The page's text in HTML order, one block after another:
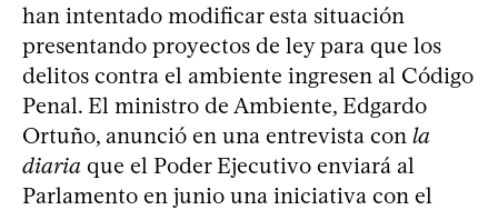
han intentado modificar esta situación
presentando proyectos de ley para que los
delitos contra el ambiente ingresen al Código
Penal. El ministro de Ambiente, Edgardo
Ortuño, anunció en una entrevista con la
diaria que el Poder Ejecutivo enviará al
Parlamento en junio una iniciativa con el